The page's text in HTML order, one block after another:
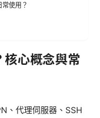
使用？
核心概念與常
、代理伺服器、SSH